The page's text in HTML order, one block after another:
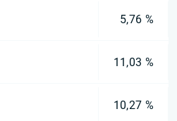
5,76 %
11,03 %
10,27 %